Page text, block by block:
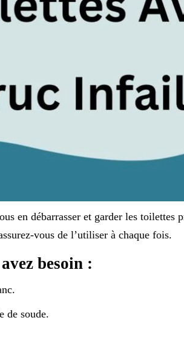
en débarrasser et garder les toilettes
vous de l’utiliser à chaque fois.
besoin :
de soude.